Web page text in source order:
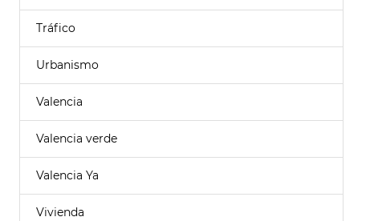
Tráfico
Urbanismo
Valencia
Valencia verde
Valencia Ya
Vivienda